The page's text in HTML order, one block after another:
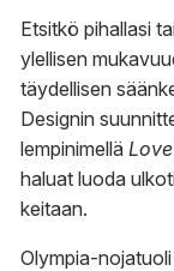
Etsitkö pihallasi
ylellisen
täydellisen
Designin
lempinimellä
haluat luoda
keitaan.
Olympia-